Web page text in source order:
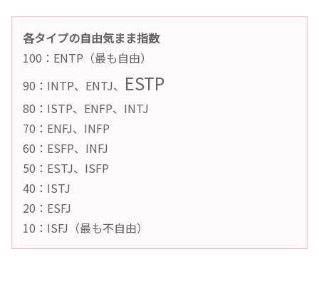
各タイプの自由気まま指数
100：ENTP（最も自由）
90：INTP、ENTJ、 ESTP
80：ISTP、ENFP、INTJ
70：ENFJ、INFP
60：ESFP、INFJ
50：ESTJ、ISFP
40：ISTJ
20：ESFJ
10：ISFJ（最も不自由）